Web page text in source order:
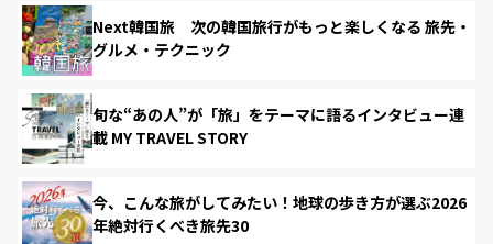
Next韓国旅 次の韓国旅行がもっと楽しくなる 旅先・
グルメ・テクニック
旬な“あの人”が「旅」をテーマに語るインタビュー連
載 MY TRAVEL STORY
今、こんな旅がしてみたい！地球の歩き方が選ぶ2026
年絶対行くべき旅先30